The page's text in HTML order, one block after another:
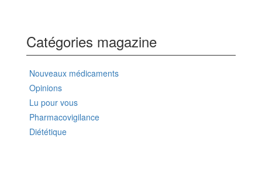
Catégories magazine
Nouveaux médicaments
Opinions
Lu pour vous
Pharmacovigilance
Diététique